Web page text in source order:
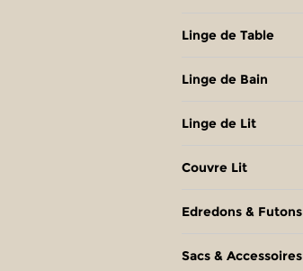
Linge de Table
Linge de Bain
Linge de Lit
Couvre Lit
Edredons & Futons
Sacs & Accessoires